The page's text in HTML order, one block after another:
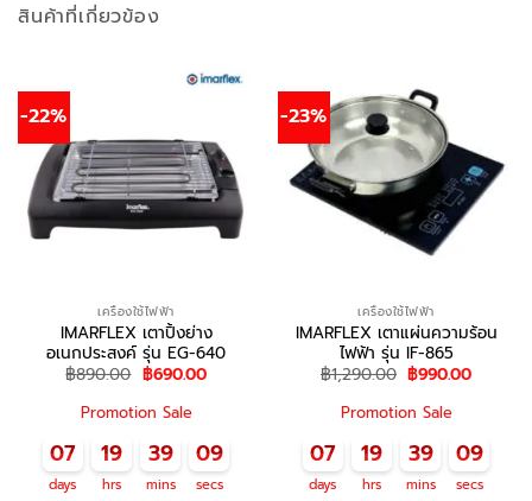
สินค้าที่เกี่ยวข้อง
-22%
เครื่องใช้ไฟฟ้า
IMARFLEX เตาปิ้งย่าง
อเนกประสงค์ รุ่น EG-640
฿890.00 Original
price
was:
฿890.00.
฿690.00Current
Promotion Sale
07
days
19
hrs
39
mins
09
secs
-23%
เครื่องใช้ไฟฟ้า
IMARFLEX เตาแผ่นความร้อน
ไฟฟ้า รุ่น IF-865
฿1,290.00 Original
price
was:
฿1,290.00.
฿990.00Current
Promotion Sale
07
days
19
hrs
39
mins
09
secs